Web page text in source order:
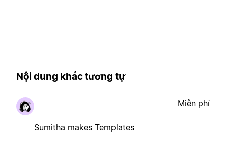
Nội dung khác tương tự
Sumitha makes Templates
Miễn phí